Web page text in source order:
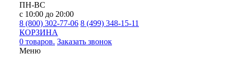
ПН-ВС
с 10:00 до 20:00
8 (800) 302-77-06 8 (499) 348-15-11
КОРЗИНА
0 товаров. Заказать звонок
Меню